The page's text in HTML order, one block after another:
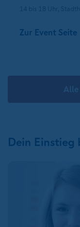
Zur Event Seite
Dein Einstieg